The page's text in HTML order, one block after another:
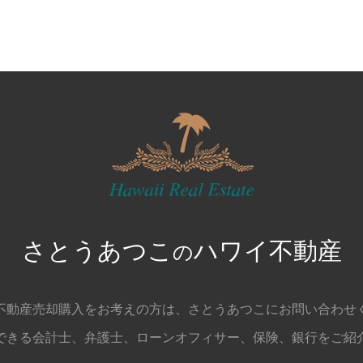
さとうあつこ のハワイ不動産
産売却購入をお考えの方は、 さとうあつこにお問い合わせ
る会計士、弁護士、
ローンオフィサー、保険、銀行をご紹